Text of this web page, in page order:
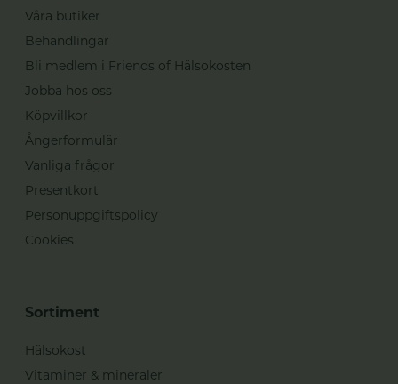
Våra butiker
Behandlingar
Bli medlem i Friends of Hälsokosten
Jobba hos oss
Köpvillkor
Ångerformulär
Vanliga frågor
Presentkort
Personuppgiftspolicy
Cookies
Sortiment
Hälsokost
Vitaminer & mineraler